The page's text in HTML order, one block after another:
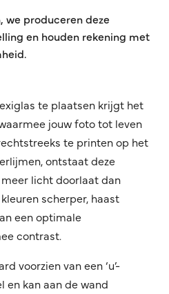
produceren deze
en houden rekening met
te plaatsen krijgt het
jouw foto tot leven
te printen op het
ontstaat deze
licht doorlaat dan
scherper, haast
een optimale
contrast.
voorzien van een ‘u’-
kan aan de wand